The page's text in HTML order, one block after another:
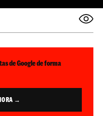
de Google de forma
→